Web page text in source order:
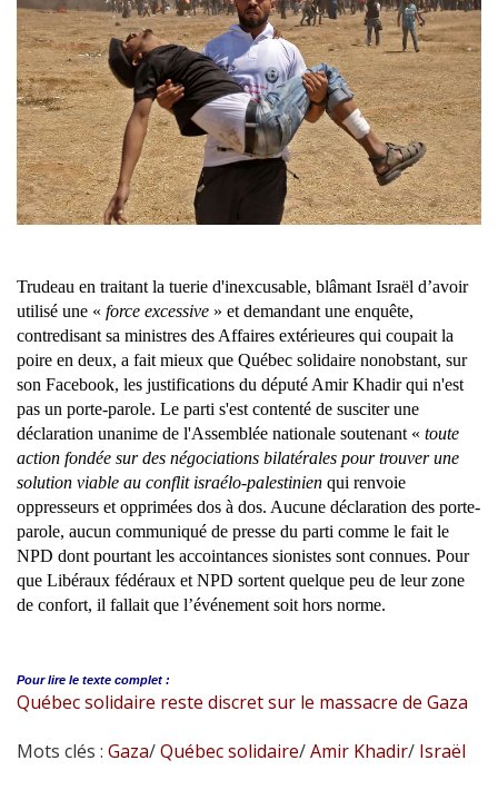
Trudeau en traitant la tuerie d'inexcusable, blâmant Israël d’avoir
utilisé une « force excessive » et demandant une enquête,
contredisant sa ministres des Affaires extérieures qui coupait la
poire en deux, a fait mieux que Québec solidaire nonobstant, sur
son Facebook, les justifications du député Amir Khadir qui n'est
pas un porte-parole. Le parti s'est contenté de susciter une
déclaration unanime de l'Assemblée nationale soutenant « toute
action fondée sur des négociations bilatérales pour trouver une
solution viable au conflit israélo-palestinien qui renvoie
oppresseurs et opprimées dos à dos. Aucune déclaration des porte-
parole, aucun communiqué de presse du parti comme le fait le
NPD dont pourtant les accointances sionistes sont connues. Pour
que Libéraux fédéraux et NPD sortent quelque peu de leur zone
de confort, il fallait que l’événement soit hors norme.
Pour lire le texte complet :
Québec solidaire reste discret sur le massacre de Gaza
Mots clés : Gaza/Québec solidaire/Amir Khadir/ Israël